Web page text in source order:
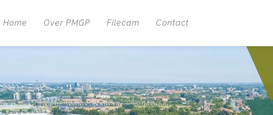
Home Over PMGP Filecam Contact